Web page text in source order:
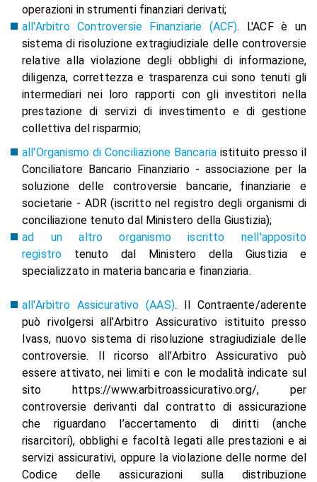
operazioni in strumenti finanziari derivati;
all'Arbitro Controversie Finanziarie (ACF). L'ACF è un
sistema di risoluzione extragiudiziale delle controversie
relative alla violazione degli obblighi di informazione,
diligenza, correttezza e trasparenza cui sono tenuti gli
intermediari nei loro rapporti con gli investitori nella
prestazione di servizi di investimento e di gestione
collettiva del risparmio;
all'Organismo di Conciliazione Bancaria istituito presso il
Conciliatore Bancario Finanziario - associazione per la
soluzione delle controversie bancarie, finanziarie e
societarie - ADR (iscritto nel registro degli organismi di
conciliazione tenuto dal Ministero della Giustizia);
ad un altro organismo iscritto nell'apposito
registro tenuto dal Ministero della Giustizia e
specializzato in materia bancaria e finanziaria.
all'Arbitro Assicurativo (AAS). Il Contraente/aderente
può rivolgersi all’Arbitro Assicurativo istituito presso
Ivass, nuovo sistema di risoluzione stragiudiziale delle
controversie. Il ricorso all’Arbitro Assicurativo può
essere attivato, nei limiti e con le modalità indicate sul
sito https://www.arbitroassicurativo.org/, per
controversie derivanti dal contratto di assicurazione
che riguardano l’accertamento di diritti (anche
risarcitori), obblighi e facoltà legati alle prestazioni e ai
servizi assicurativi, oppure la violazione delle norme del
Codice delle assicurazioni sulla distribuzione